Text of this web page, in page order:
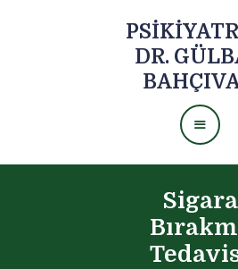
DR.
Sigara
PSIKIYATRIST
Aile ve Çift Terapisi
Bireysel Psikoterapi
Cinsel Terapi